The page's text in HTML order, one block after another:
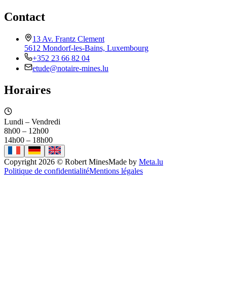
Contact
13 Av. Frantz Clement
5612 Mondorf-les-Bains, Luxembourg
+352 23 66 82 04
etude@notaire-mines.lu
Horaires
Lundi – Vendredi
8h00 – 12h00
14h00 – 18h00
Copyright 2026 © Robert MinesMade by Meta.lu
Politique de confidentialitéMentions légales